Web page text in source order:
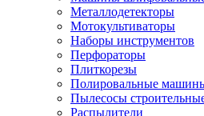
Металлодетекторы
Мотокультиваторы
Наборы инструментов
Перфораторы
Плиткорезы
Полировальные
Пылесосы
Распылители